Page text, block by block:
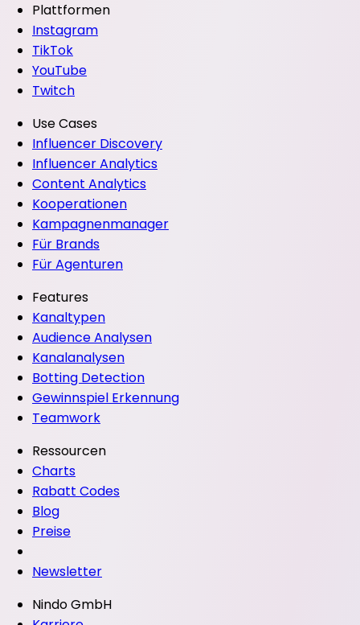
Plattformen
Instagram
TikTok
YouTube
Twitch
Use Cases
Influencer Discovery
Influencer Analytics
Content Analytics
Kooperationen
Kampagnenmanager
Für Brands
Für Agenturen
Features
Kanaltypen
Audience Analysen
Kanalanalysen
Botting Detection
Gewinnspiel Erkennung
Teamwork
Ressourcen
Charts
Rabatt Codes
Blog
Preise
Newsletter
Nindo GmbH